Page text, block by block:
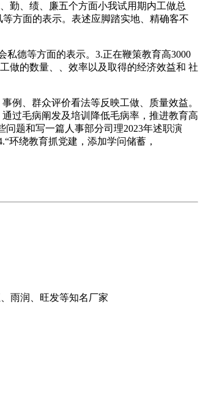
、绩、廉五个方面小我试用期内工做总
方面的表示。表述应脚踏实地、精确客不
德等方面的表示。3.正在鞭策教育高3000
做的数量、、效率以及取得的经济效益和 社
、群众评价看法等反映工做、质量效益。
过毛病阐发及培训降低毛病率，推进教育高
题和写一篇人事部分司理2023年述职演
环绕教育抓党建，添加学问储蓄，
雨润、旺发等知名厂家